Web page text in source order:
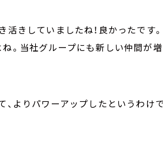
活きしていましたね！良かったです
。当社グループにも新しい仲間が
、よりパワーアップしたというわけ